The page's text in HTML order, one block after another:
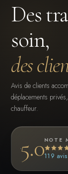
Des
soin,
des
Avis de clients
déplacements
chauffeur.
5.0NOTE
119